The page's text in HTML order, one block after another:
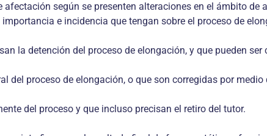
según se presenten alteraciones en el ámbito de
e incidencia que tengan sobre el proceso de
la detención del proceso de elongación, y que pueden
del proceso de elongación, o que son corregidas por
del proceso y que incluso precisan el retiro del tutor.